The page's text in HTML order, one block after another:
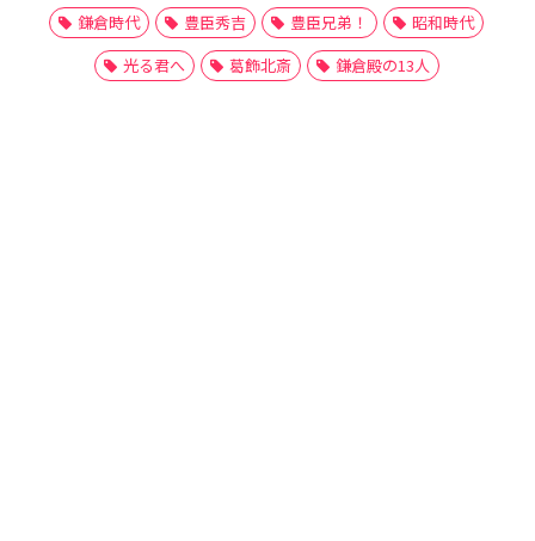
鎌倉時代
豊臣秀吉 豊臣兄弟！
昭和時代
光る君へ
葛飾北斎 鎌倉殿の13人